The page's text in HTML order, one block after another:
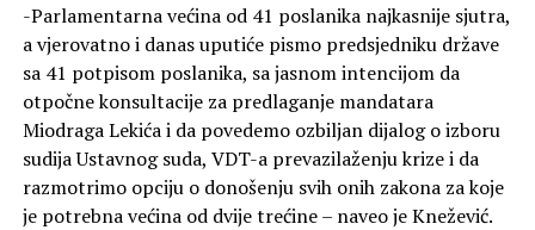
-Parlamentarna većina od 41 poslanika najkasnije sjutra,
a vjerovatno i danas uputiće pismo predsjedniku države
sa 41 potpisom poslanika, sa jasnom intencijom da
otpočne konsultacije za predlaganje mandatara
Miodraga Lekića i da povedemo ozbiljan dijalog o izboru
sudija Ustavnog suda, VDT-a prevazilaženju krize i da
razmotrimo opciju o donošenju svih onih zakona za koje
je potrebna većina od dvije trećine – naveo je Knežević.